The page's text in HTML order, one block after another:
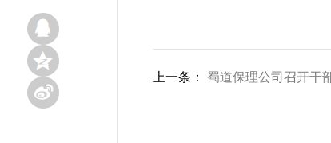
上一条： 蜀道保理公司召开干